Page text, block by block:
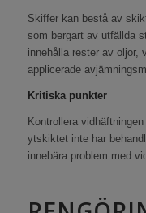
Skiffer kan bestå av
som bergart av utfällda
innehålla rester av oljor,
applicerade
Kritiska punkter
Kontrollera
ytskiktet inte har
innebära problem med